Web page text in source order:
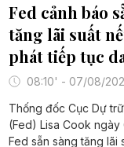
Fed cảnh báo
tăng lãi suất
phát tiếp tục
08:10' - 07/08/
Thống đốc Cục Dự
(Fed) Lisa Cook ngày
Fed sẵn sàng tăng lãi